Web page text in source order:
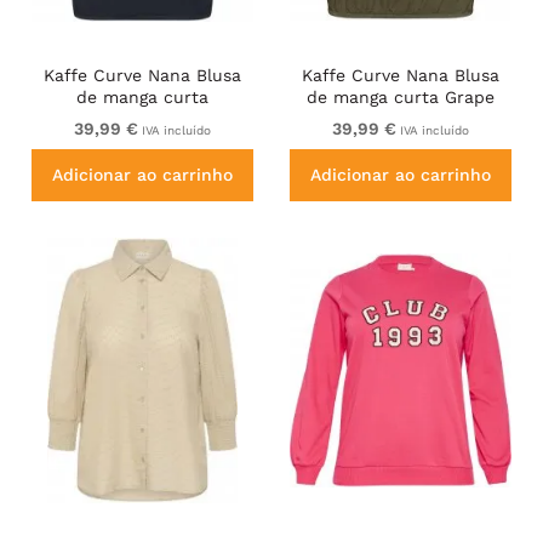
Kaffe Curve Nana Blusa
de manga curta
39,99 € IVA incluído
Adicionar ao carrinho
Kaffe Curve Nana Blusa
de manga curta Grape
Leaf
39,99 € IVA incluído
Adicionar ao carrinho